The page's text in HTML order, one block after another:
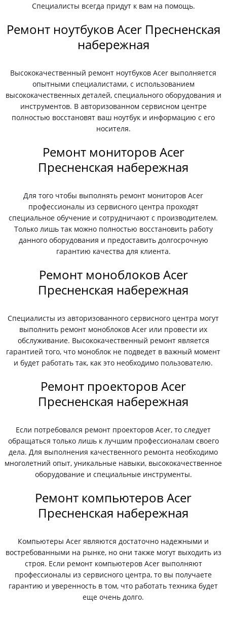
Специалисты всегда придут к вам на помощь.
Ремонт ноутбуков Acer Пресненская
набережная
Высококачественный ремонт ноутбуков Acer выполняется
опытными специалистами, с использованием
высококачественных деталей, специального оборудования и
инструментов. В авторизованном сервисном центре
полностью восстановят ваш ноутбук и информацию с его
носителя.
Ремонт мониторов Acer
Пресненская набережная
Для того чтобы выполнять ремонт мониторов Acer
профессионалы из сервисного центра проходят
специальное обучение и сотрудничают с производителем.
Только лишь так можно полностью восстановить работу
данного оборудования и предоставить долгосрочную
гарантию качества для клиента.
Ремонт моноблоков Acer
Пресненская набережная
Специалисты из авторизованного сервисного центра могут
выполнить ремонт моноблоков Acer или провести их
обслуживание. Высококачественный ремонт является
гарантией того, что моноблок не подведет в важный момент
и будет работать так, как это необходимо пользователю.
Ремонт проекторов Acer
Пресненская набережная
Если потребовался ремонт проекторов Acer, то следует
обращаться только лишь к лучшим профессионалам своего
дела. Для выполнения качественного ремонта необходимо
многолетний опыт, уникальные навыки, высококачественное
оборудование и специальные инструменты.
Ремонт компьютеров Acer
Пресненская набережная
Компьютеры Acer являются достаточно надежными и
востребованными на рынке, но они также могут выходить из
строя. Если ремонт компьютеров Acer выполняют
профессионалы из сервисного центра, то вы получаете
гарантию и уверенность в том, что работать техника будет
еще очень долго.